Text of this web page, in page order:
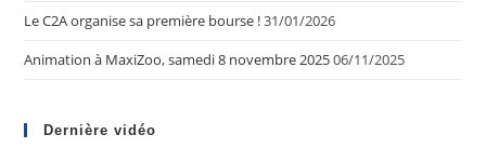
Le C2A organise sa première bourse !31/01/2026
Animation à MaxiZoo, samedi 8 novembre 202506/11/2025
Dernière vidéo